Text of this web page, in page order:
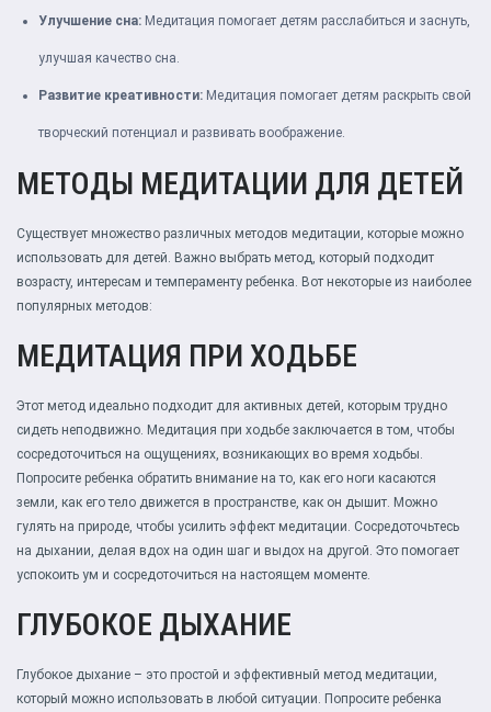
Улучшение сна: Медитация помогает детям расслабиться и заснуть,
улучшая качество сна.
Развитие креативности: Медитация помогает детям раскрыть свой
творческий потенциал и развивать воображение.
МЕТОДЫ МЕДИТАЦИИ ДЛЯ ДЕТЕЙ
Существует множество различных методов медитации, которые можно
использовать для детей. Важно выбрать метод, который подходит
возрасту, интересам и темпераменту ребенка. Вот некоторые из наиболее
популярных методов:
МЕДИТАЦИЯ ПРИ ХОДЬБЕ
Этот метод идеально подходит для активных детей, которым трудно
сидеть неподвижно. Медитация при ходьбе заключается в том, чтобы
сосредоточиться на ощущениях, возникающих во время ходьбы.
Попросите ребенка обратить внимание на то, как его ноги касаются
земли, как его тело движется в пространстве, как он дышит. Можно
гулять на природе, чтобы усилить эффект медитации. Сосредоточьтесь
на дыхании, делая вдох на один шаг и выдох на другой. Это помогает
успокоить ум и сосредоточиться на настоящем моменте.
ГЛУБОКОЕ ДЫХАНИЕ
Глубокое дыхание – это простой и эффективный метод медитации,
который можно использовать в любой ситуации. Попросите ребенка